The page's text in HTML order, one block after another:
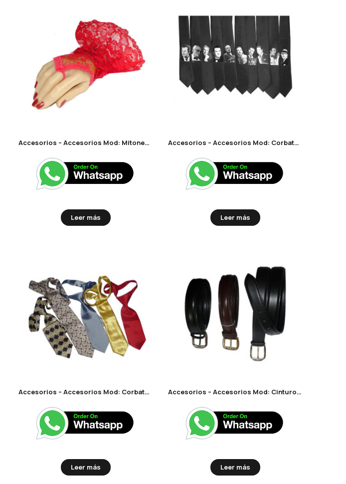
Accesorios – Accesorios Mod: Mitones de encaje
Leer más
Accesorios – Accesorios Mod: Corbatas con estampas
Leer más
Accesorios – Accesorios Mod: Corbatas con estampas
Leer más
Accesorios – Accesorios Mod: Cinturones
Leer más